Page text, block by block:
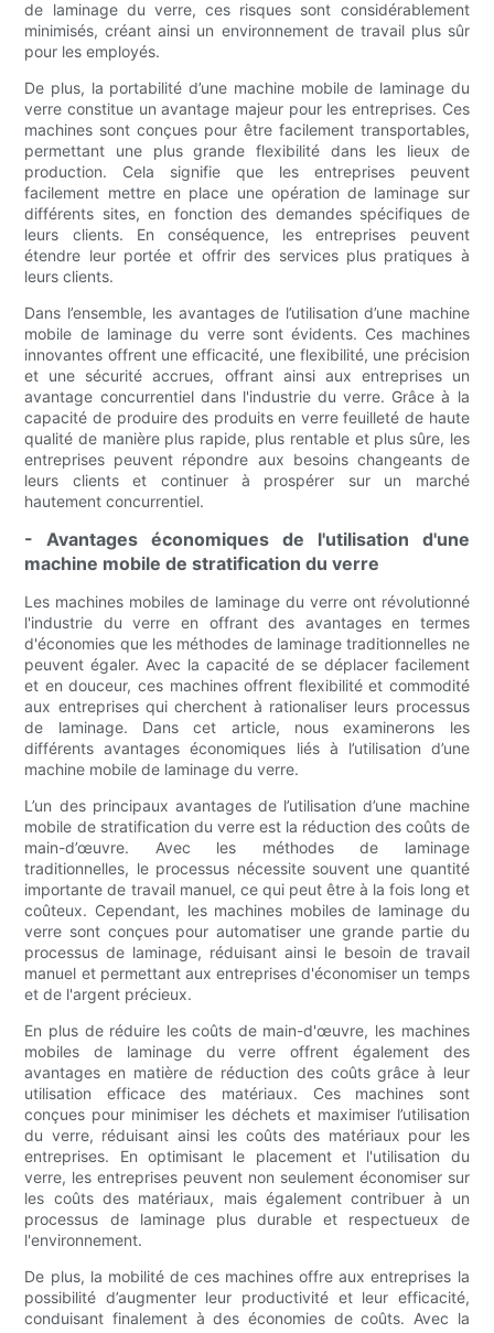
de laminage du verre, ces risques sont considérablement
minimisés, créant ainsi un environnement de travail plus sûr
pour les employés.
De plus, la portabilité d’une machine mobile de laminage du
verre constitue un avantage majeur pour les entreprises. Ces
machines sont conçues pour être facilement transportables,
permettant une plus grande flexibilité dans les lieux de
production. Cela signifie que les entreprises peuvent
facilement mettre en place une opération de laminage sur
différents sites, en fonction des demandes spécifiques de
leurs clients. En conséquence, les entreprises peuvent
étendre leur portée et offrir des services plus pratiques à
leurs clients.
Dans l’ensemble, les avantages de l’utilisation d’une machine
mobile de laminage du verre sont évidents. Ces machines
innovantes offrent une efficacité, une flexibilité, une précision
et une sécurité accrues, offrant ainsi aux entreprises un
avantage concurrentiel dans l'industrie du verre. Grâce à la
capacité de produire des produits en verre feuilleté de haute
qualité de manière plus rapide, plus rentable et plus sûre, les
entreprises peuvent répondre aux besoins changeants de
leurs clients et continuer à prospérer sur un marché
hautement concurrentiel.
- Avantages économiques de l'utilisation d'une
machine mobile de stratification du verre
Les machines mobiles de laminage du verre ont révolutionné
l'industrie du verre en offrant des avantages en termes
d'économies que les méthodes de laminage traditionnelles ne
peuvent égaler. Avec la capacité de se déplacer facilement
et en douceur, ces machines offrent flexibilité et commodité
aux entreprises qui cherchent à rationaliser leurs processus
de laminage. Dans cet article, nous examinerons les
différents avantages économiques liés à l’utilisation d’une
machine mobile de laminage du verre.
L’un des principaux avantages de l’utilisation d’une machine
mobile de stratification du verre est la réduction des coûts de
main-d’œuvre. Avec les méthodes de laminage
traditionnelles, le processus nécessite souvent une quantité
importante de travail manuel, ce qui peut être à la fois long et
coûteux. Cependant, les machines mobiles de laminage du
verre sont conçues pour automatiser une grande partie du
processus de laminage, réduisant ainsi le besoin de travail
manuel et permettant aux entreprises d'économiser un temps
et de l'argent précieux.
En plus de réduire les coûts de main-d'œuvre, les machines
mobiles de laminage du verre offrent également des
avantages en matière de réduction des coûts grâce à leur
utilisation efficace des matériaux. Ces machines sont
conçues pour minimiser les déchets et maximiser l’utilisation
du verre, réduisant ainsi les coûts des matériaux pour les
entreprises. En optimisant le placement et l'utilisation du
verre, les entreprises peuvent non seulement économiser sur
les coûts des matériaux, mais également contribuer à un
processus de laminage plus durable et respectueux de
l'environnement.
De plus, la mobilité de ces machines offre aux entreprises la
possibilité d’augmenter leur productivité et leur efficacité,
conduisant finalement à des économies de coûts. Avec la